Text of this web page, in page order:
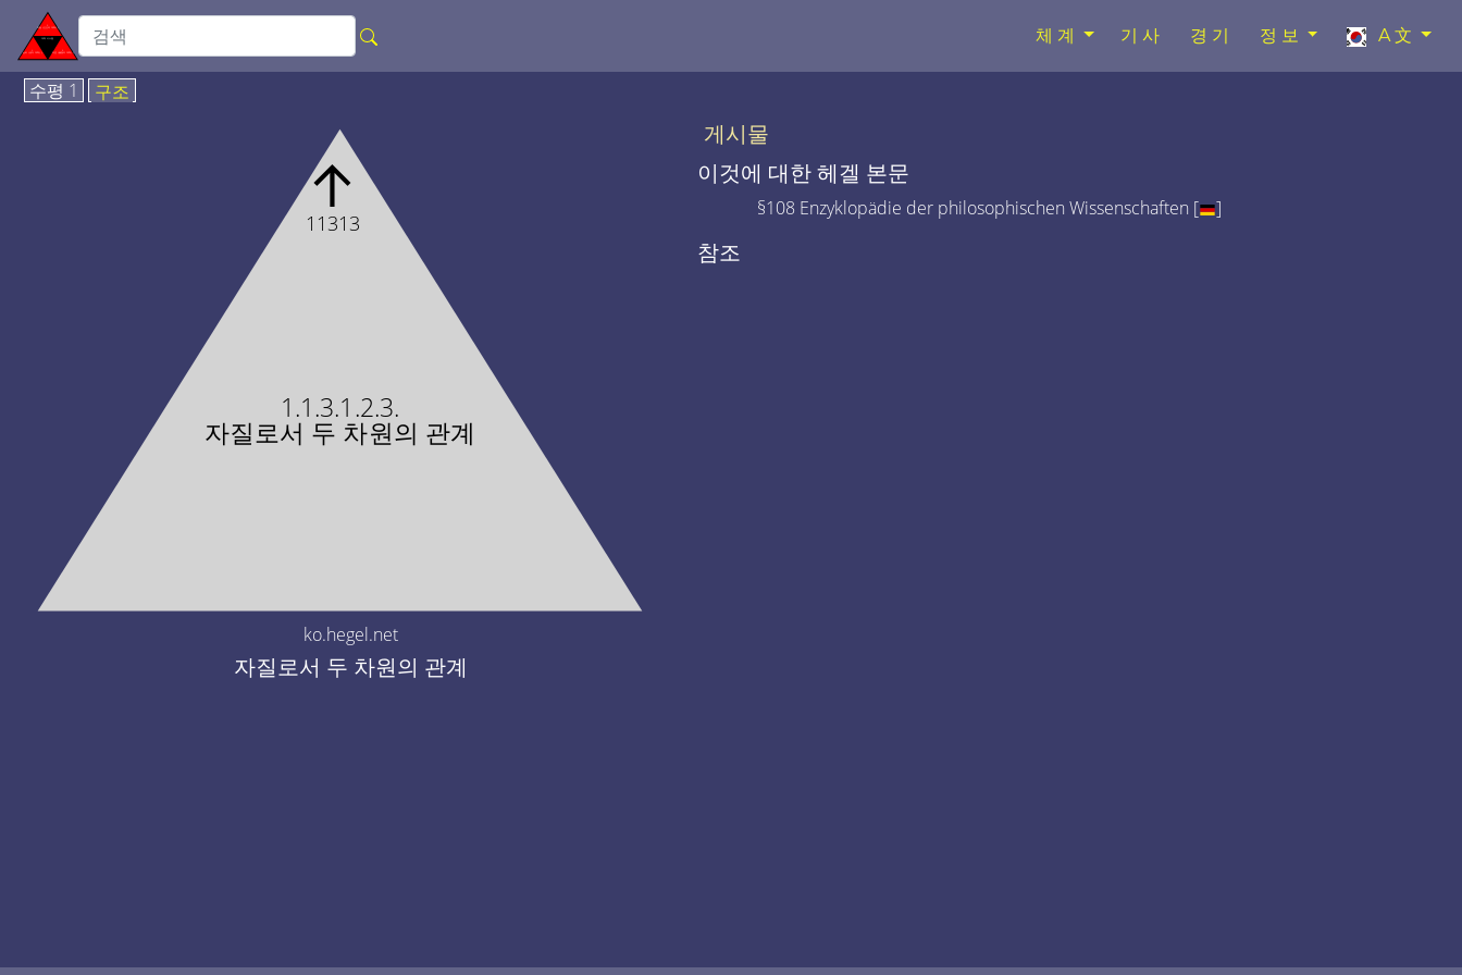
체계 기사 경기 정보 A文
수평 1 구조
1.1.3.1.2.3.
자질로서 두 차원의 관계
↑
11313
ko.hegel.net
자질로서 두 차원의 관계
게시물
이것에 대한 헤겔 본문
§108 Enzyklopädie der philosophischen Wissenschaften [ ]
참조